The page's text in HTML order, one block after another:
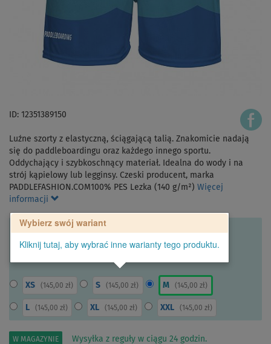
ID: 12351389150
Luźne szorty z elastyczną, ściągającą talią. Znakomicie nadają
się do paddleboardingu oraz każdego innego sportu.
Oddychający i szybkoschnący materiał. Idealna do wody i na
strój kąpielowy lub legginsy. Czeski producent, marka
PADDLEFASHION.COM100% PES Lezka (140 g/m²) Więcej
informacji
Wybierz swój wariant
Kliknij tutaj, aby wybrać inne warianty tego produktu.
XS ( 145,00 zł) S ( 145,00 zł) M ( 145,00 zł)
L ( 145,00 zł) XL ( 145,00 zł) XXL ( 145,00 zł)
W MAGAZYNIE Wysyłka z reguły w ciągu 24 godzin.